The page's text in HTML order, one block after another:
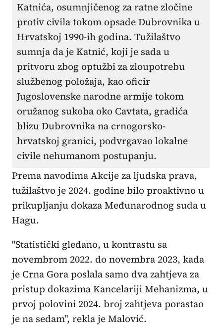
Katnića, osumnjičenog za ratne zločine
protiv civila tokom opsade Dubrovnika u
Hrvatskoj 1990-ih godina. Tužilaštvo
sumnja da je Katnić, koji je sada u
pritvoru zbog optužbi za zloupotrebu
službenog položaja, kao oficir
Jugoslovenske narodne armije tokom
oružanog sukoba oko Cavtata, gradića
blizu Dubrovnika na crnogorsko-
hrvatskoj granici, podvrgavao lokalne
civile nehumanom postupanju.
Prema navodima Akcije za ljudska prava,
tužilaštvo je 2024. godine bilo proaktivno u
prikupljanju dokaza Međunarodnog suda u
Hagu.
"Statistički gledano, u kontrastu sa
novembrom 2022. do novembra 2023, kada
je Crna Gora poslala samo dva zahtjeva za
pristup dokazima Kancelariji Mehanizma, u
prvoj polovini 2024. broj zahtjeva porastao
je na sedam", rekla je Malović.